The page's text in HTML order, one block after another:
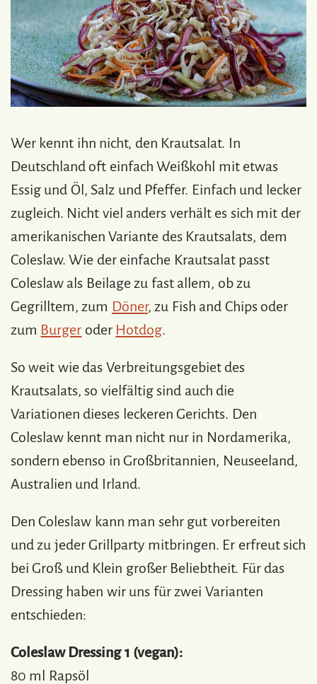
Wer kennt ihn nicht, den Krautsalat. In
Deutschland oft einfach Weißkohl mit etwas
Essig und Öl, Salz und Pfeffer. Einfach und lecker
zugleich. Nicht viel anders verhält es sich mit der
amerikanischen Variante des Krautsalats, dem
Coleslaw. Wie der einfache Krautsalat passt
Coleslaw als Beilage zu fast allem, ob zu
Gegrilltem, zum Döner, zu Fish and Chips oder
zum Burger oder Hotdog.
So weit wie das Verbreitungsgebiet des
Krautsalats, so vielfältig sind auch die
Variationen dieses leckeren Gerichts. Den
Coleslaw kennt man nicht nur in Nordamerika,
sondern ebenso in Großbritannien, Neuseeland,
Australien und Irland.
Den Coleslaw kann man sehr gut vorbereiten
und zu jeder Grillparty mitbringen. Er erfreut sich
bei Groß und Klein großer Beliebtheit. Für das
Dressing haben wir uns für zwei Varianten
entschieden:
Coleslaw Dressing 1 (vegan):
80 ml Rapsöl